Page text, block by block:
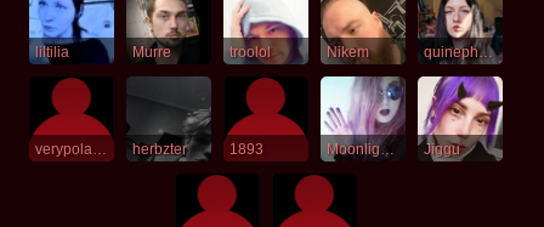
liltilia Murre troolol Nikem quinephelis
verypolarbandit herbzter 1893 MoonlightSonata Jiggu